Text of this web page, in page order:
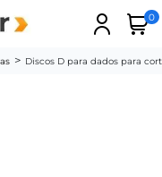
0
Discos D para dados para